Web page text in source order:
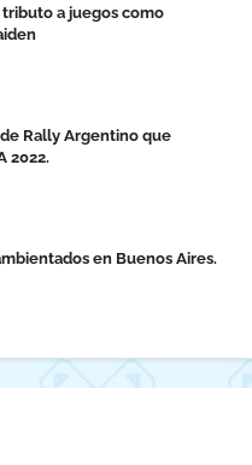
tributo a juegos como
Rally Argentino que
2022.
en Buenos Aires.